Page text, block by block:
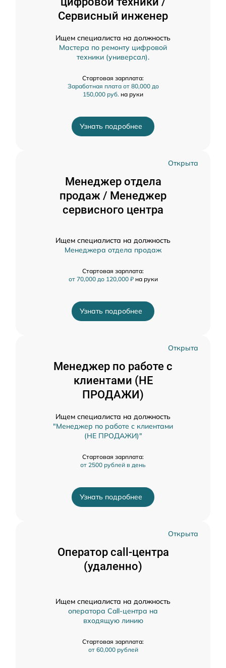
Сервисный инженер
Ищем специалиста на должность
Мастера по ремонту цифровой
техники (универсал).
Стартовая зарплата:
Заработная плата от 80,000 до
150,000 руб. на руки
Узнать подробнее
Открыта
Менеджер отдела
продаж / Менеджер
сервисного центра
Ищем специалиста на должность
Менеджера отдела продаж
Стартовая зарплата:
от 70,000 до 120,000 ₽ на руки
Узнать подробнее
Открыта
Менеджер по работе с
клиентами (НЕ
ПРОДАЖИ)
Ищем специалиста на должность
"Менеджер по работе с клиентами
(НЕ ПРОДАЖИ)"
Стартовая зарплата:
от 2500 рублей в день
Узнать подробнее
Открыта
Оператор call-центра
(удаленно)
Ищем специалиста на должность
оператора Call-центра на
входящую линию
Стартовая зарплата:
от 60,000 рублей